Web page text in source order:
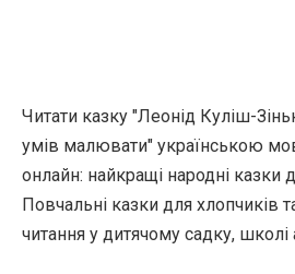
Читати казку "Леонід Куліш-
умів малювати" українською
онлайн: найкращі народні казки
Повчальні казки для хлопчиків
читання у дитячому садку, школі